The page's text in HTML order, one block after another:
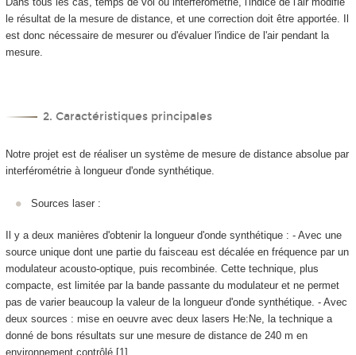
le résultat de la mesure de distance, et une correction doit être apportée. Il
est donc nécessaire de mesurer ou d'évaluer l'indice de l'air pendant la
mesure.
2. Caractéristiques principales
Notre projet est de réaliser un système de mesure de distance absolue par
interférométrie à longueur d'onde synthétique.
Sources laser :
Il y a deux manières d'obtenir la longueur d'onde synthétique : - Avec une
source unique dont une partie du faisceau est décalée en fréquence par un
modulateur acousto-optique, puis recombinée. Cette technique, plus
compacte, est limitée par la bande passante du modulateur et ne permet
pas de varier beaucoup la valeur de la longueur d'onde synthétique. - Avec
deux sources : mise en oeuvre avec deux lasers He:Ne, la technique a
donné de bons résultats sur une mesure de distance de 240 m en
environnement contrôlé [1].